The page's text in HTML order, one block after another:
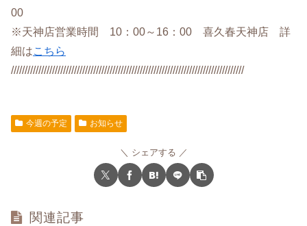
00
※天神店営業時間 10：00～16：00 喜久春天神店 詳
細はこちら
/////////////////////////////////////////////////////////////////////////////////////
今週の予定 お知らせ
シェアする
関連記事